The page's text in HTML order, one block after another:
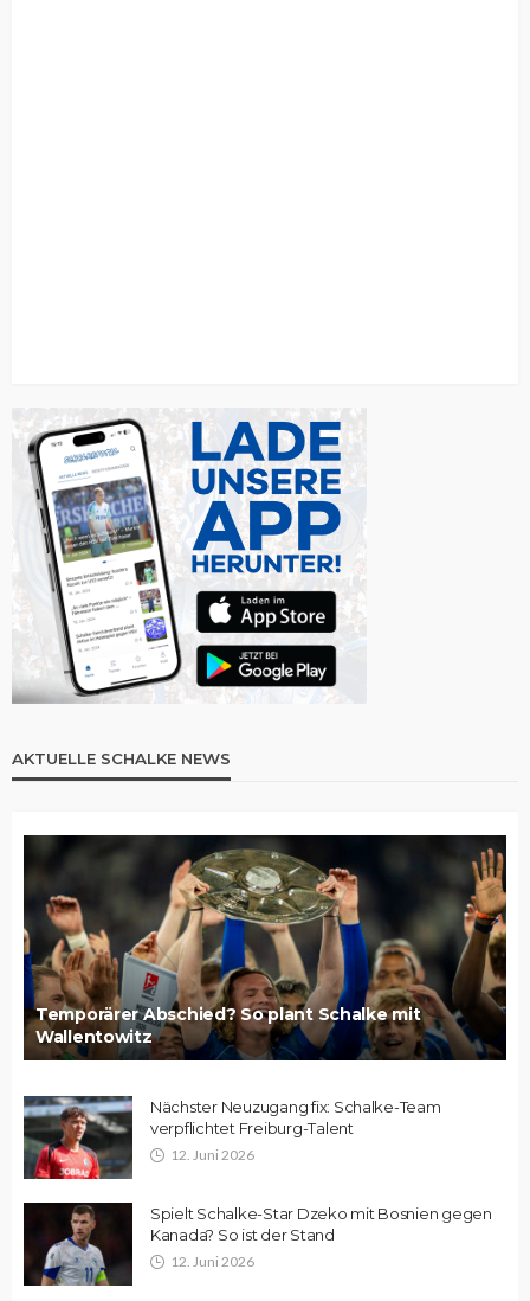
AKTUELLE SCHALKE NEWS
Temporärer Abschied? So plant Schalke mit
Wallentowitz
Nächster Neuzugang fix: Schalke-Team
verpflichtet Freiburg-Talent
12. Juni 2026
Spielt Schalke-Star Dzeko mit Bosnien gegen
Kanada? So ist der Stand
12. Juni 2026